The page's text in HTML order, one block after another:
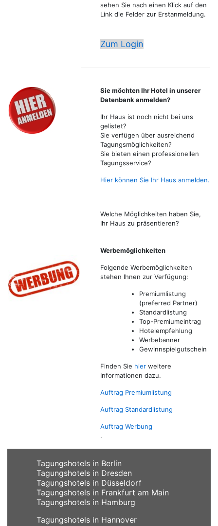
sehen Sie nach einen Klick auf den
Link die Felder zur Erstanmeldung.
Zum Login
Sie möchten Ihr Hotel in unserer
Datenbank anmelden?
Ihr Haus ist noch nicht bei uns
gelistet?
Sie verfügen über ausreichend
Tagungsmöglichkeiten?
Sie bieten einen professionellen
Tagungsservice?
Hier können Sie Ihr Haus anmelden.
Welche Möglichkeiten haben Sie,
Ihr Haus zu präsentieren?
Werbemöglichkeiten
Folgende Werbemöglichkeiten
stehen Ihnen zur Verfügung:
Premiumlistung
(preferred Partner)
Standardlistung
Top-Premiumeintrag
Hotelempfehlung
Werbebanner
Gewinnspielgutschein
Finden Sie hier weitere
Informationen dazu.
Auftrag Premiumlistung
Auftrag Standardlistung
Auftrag Werbung
.
Tagungshotels in Berlin
Tagungshotels in Dresden
Tagungshotels in Düsseldorf
Tagungshotels in Frankfurt am Main
Tagungshotels in Hamburg
Tagungshotels in Hannover